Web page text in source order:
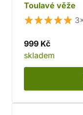
Toulavé věže
999 Kč
skladem